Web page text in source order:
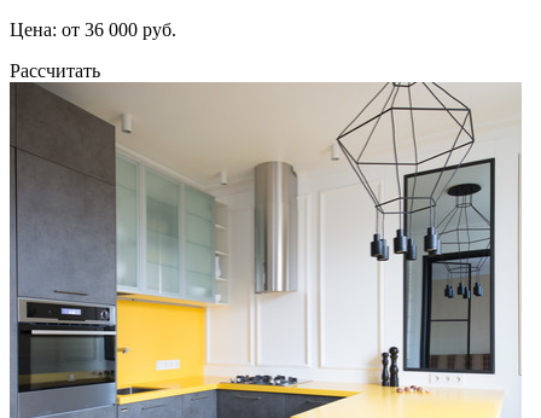
Цена: от 36 000 руб.
Рассчитать